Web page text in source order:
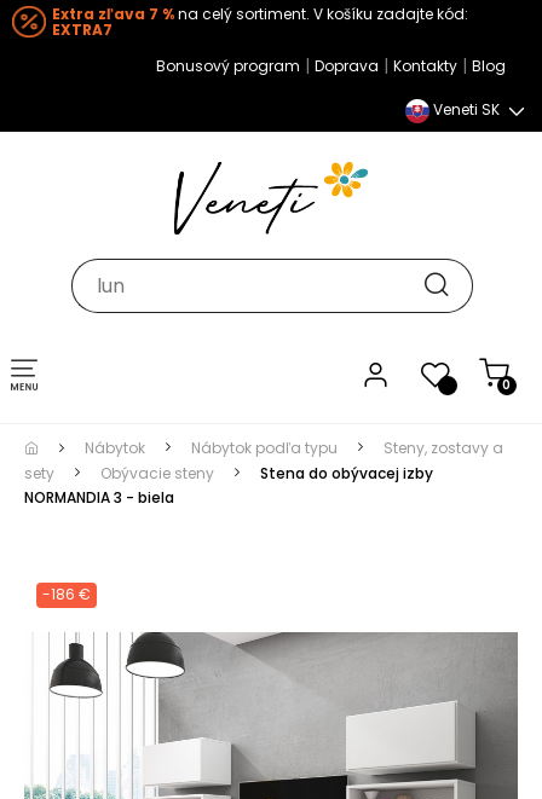
Extra zľava 7 %na celý sortiment. V košíku zadajte kód:
EXTRA7
Bonusový program | Doprava | Kontakty | Blog
Veneti SK
0
Toggle navigation
Nábytok Nábytok podľa typu
Steny, zostavy a
sety
Obývacie steny
Stena do obývacej izby
NORMANDIA 3 - biela
-186 €